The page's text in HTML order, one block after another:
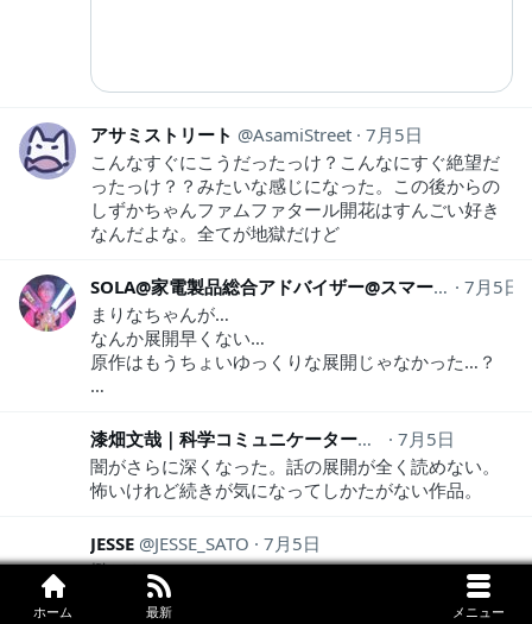
ホーム 最新 メニュー
アサミストリート AsamiStreet 7月5日
こんなすぐにこうだったっけ？こんなにすぐ絶望だ
ったっけ？？みたいな感じになった。この後からの
しずかちゃんファムファタール開花はすんごい好き
なんだよな。全てが地獄だけど
SOLA@家電製品総合アドバイザー@スマートマスター@フォトマスター3級@WH大阪
7月5日
まりなちゃんが…
なんか展開早くない…
原作はもうちょいゆっくりな展開じゃなかった…？
…
漆畑文哉｜科学コミュニケーター uru_
7月5日
闇がさらに深くなった。話の展開が全く読めない。
怖いけれど続きが気になってしかたがない作品。
JESSE JESSE_SATO
7月5日
鬱だよ。
小生もタコピーみたいにあの子のことわかってない
んだろうな。ってそっちかい！